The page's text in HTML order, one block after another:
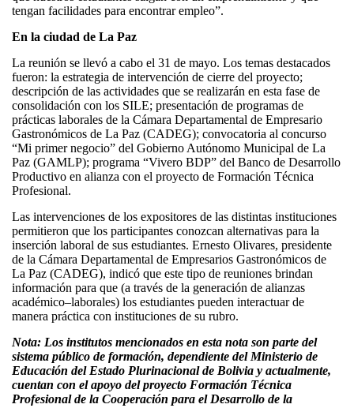
tengan facilidades para encontrar empleo”.
En la ciudad de La Paz
La reunión se llevó a cabo el 31 de mayo. Los temas destacados
fueron: la estrategia de intervención de cierre del proyecto;
descripción de las actividades que se realizarán en esta fase de
consolidación con los SILE; presentación de programas de
prácticas laborales de la Cámara Departamental de Empresario
Gastronómicos de La Paz (CADEG); convocatoria al concurso
“Mi primer negocio” del Gobierno Autónomo Municipal de La
Paz (GAMLP); programa “Vivero BDP” del Banco de Desarrollo
Productivo en alianza con el proyecto de Formación Técnica
Profesional.
Las intervenciones de los expositores de las distintas instituciones
permitieron que los participantes conozcan alternativas para la
inserción laboral de sus estudiantes. Ernesto Olivares, presidente
de la Cámara Departamental de Empresarios Gastronómicos de
La Paz (CADEG), indicó que este tipo de reuniones brindan
información para que (a través de la generación de alianzas
académico–laborales) los estudiantes pueden interactuar de
manera práctica con instituciones de su rubro.
Nota: Los institutos mencionados en esta nota son parte del
sistema público de formación, dependiente del Ministerio de
Educación del Estado Plurinacional de Bolivia y actualmente,
cuentan con el apoyo del proyecto Formación Técnica
Profesional de la Cooperación para el Desarrollo de la